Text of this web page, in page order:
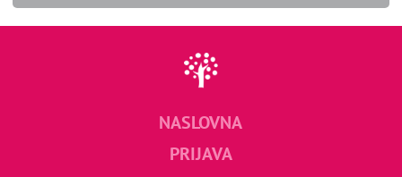
NASLOVNA
PRIJAVA